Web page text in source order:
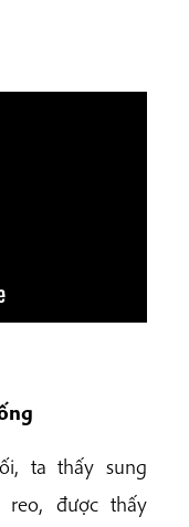
ta thấy sung
reo, được thấy